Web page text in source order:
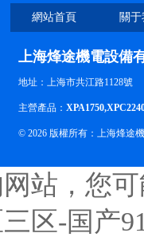
網站首頁 關
上海烽途機電設備
地址：上海市共江路1128號
主營產品：
© 2026 版權所有：上海烽途
站，您
区-国产